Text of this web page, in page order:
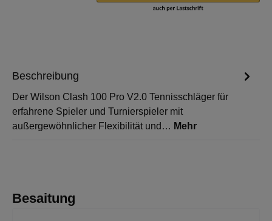
Beschreibung
Der Wilson Clash 100 Pro V2.0 Tennisschläger für
erfahrene Spieler und Turnierspieler mit
außergewöhnlicher Flexibilität und… Mehr
Produktgalerie überspringen
Besaitung